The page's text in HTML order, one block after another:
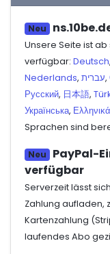
Neu
Unsere Seite ist
verfügbar: Deutsch,
Nederlands, עברית,
Русский, 日本語,
Українська, Ελληνικά
Sprachen sind
Neu
PayPal-
verfügbar
Serverzeit lässt
Zahlung aufladen,
Kartenzahlung
laufendes Abo